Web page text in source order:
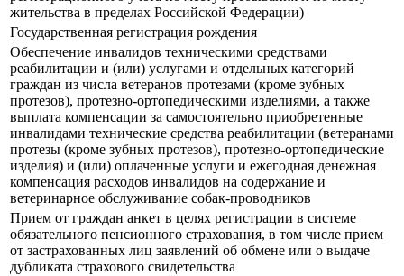
жительства в пределах Российской Федерации)
Государственная регистрация рождения
Обеспечение инвалидов техническими средствами
реабилитации и (или) услугами и отдельных категорий
граждан из числа ветеранов протезами (кроме зубных
протезов), протезно-ортопедическими изделиями, а также
выплата компенсации за самостоятельно приобретенные
инвалидами технические средства реабилитации (ветеранами
протезы (кроме зубных протезов), протезно-ортопедические
изделия) и (или) оплаченные услуги и ежегодная денежная
компенсация расходов инвалидов на содержание и
ветеринарное обслуживание собак-проводников
Прием от граждан анкет в целях регистрации в системе
обязательного пенсионного страхования, в том числе прием
от застрахованных лиц заявлений об обмене или о выдаче
дубликата страхового свидетельства